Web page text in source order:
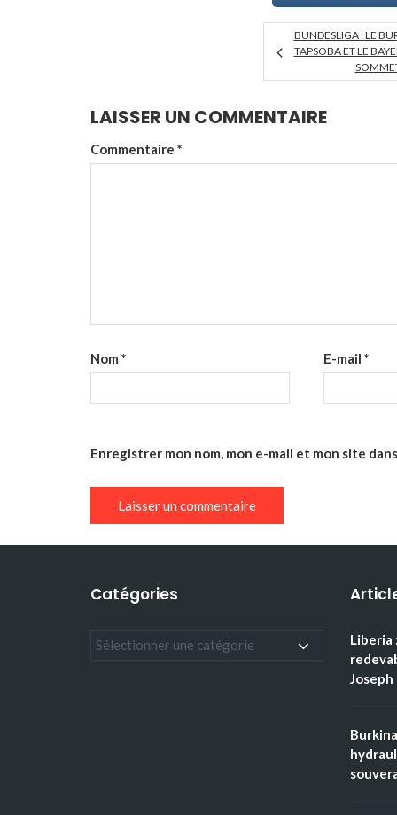
BUNDESLIGA : LE
TAPSOBA ET LE
LAISSER UN COMMENTAIRE
Commentaire *
Nom * E-mail *
Enregistrer mon nom, mon e-mail et mon site
Catégories
Liberia